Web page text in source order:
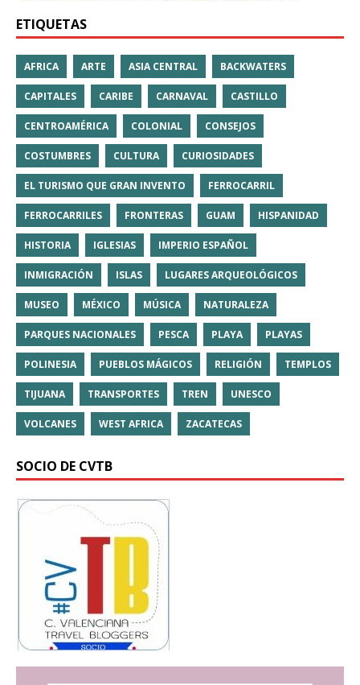
ETIQUETAS
AFRICA ARTE ASIA CENTRAL BACKWATERS
CAPITALES CARIBE CARNAVAL CASTILLO
CENTROAMÉRICA COLONIAL CONSEJOS
COSTUMBRES CULTURA CURIOSIDADES
EL TURISMO QUE GRAN INVENTO FERROCARRIL
FERROCARRILES FRONTERAS GUAM HISPANIDAD
HISTORIA IGLESIAS IMPERIO ESPAÑOL
INMIGRACIÓN ISLAS LUGARES ARQUEOLÓGICOS
MUSEO MÉXICO MÚSICA NATURALEZA
PARQUES NACIONALES PESCA PLAYA PLAYAS
POLINESIA PUEBLOS MÁGICOS RELIGIÓN TEMPLOS
TIJUANA TRANSPORTES TREN UNESCO
VOLCANES WEST AFRICA ZACATECAS
SOCIO DE CVTB